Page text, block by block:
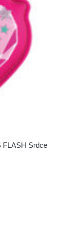
FLASH Srdce